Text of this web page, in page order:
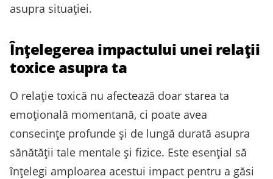
asupra situației.
Înțelegerea impactului unei relații
toxice asupra ta
O relație toxică nu afectează doar starea ta
emoțională momentană, ci poate avea
consecințe profunde și de lungă durată asupra
sănătății tale mentale și fizice. Este esențial să
înțelegi amploarea acestui impact pentru a găsi